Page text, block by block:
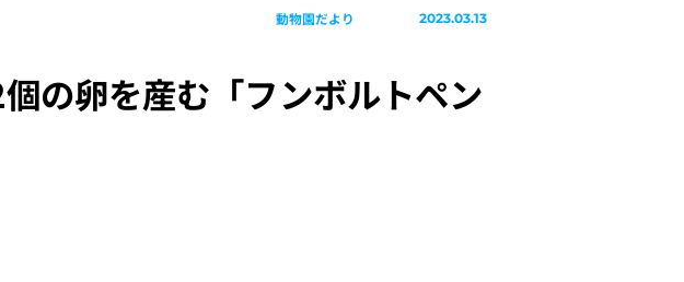
動物園だより 2023.03.13
の卵を産む「フンボルトペン